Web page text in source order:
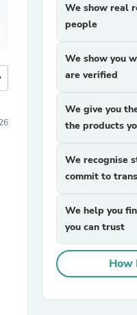
We show real
people
We show you
are verified
We give you
the products
We recognise
commit to
We help you
you can trust
How